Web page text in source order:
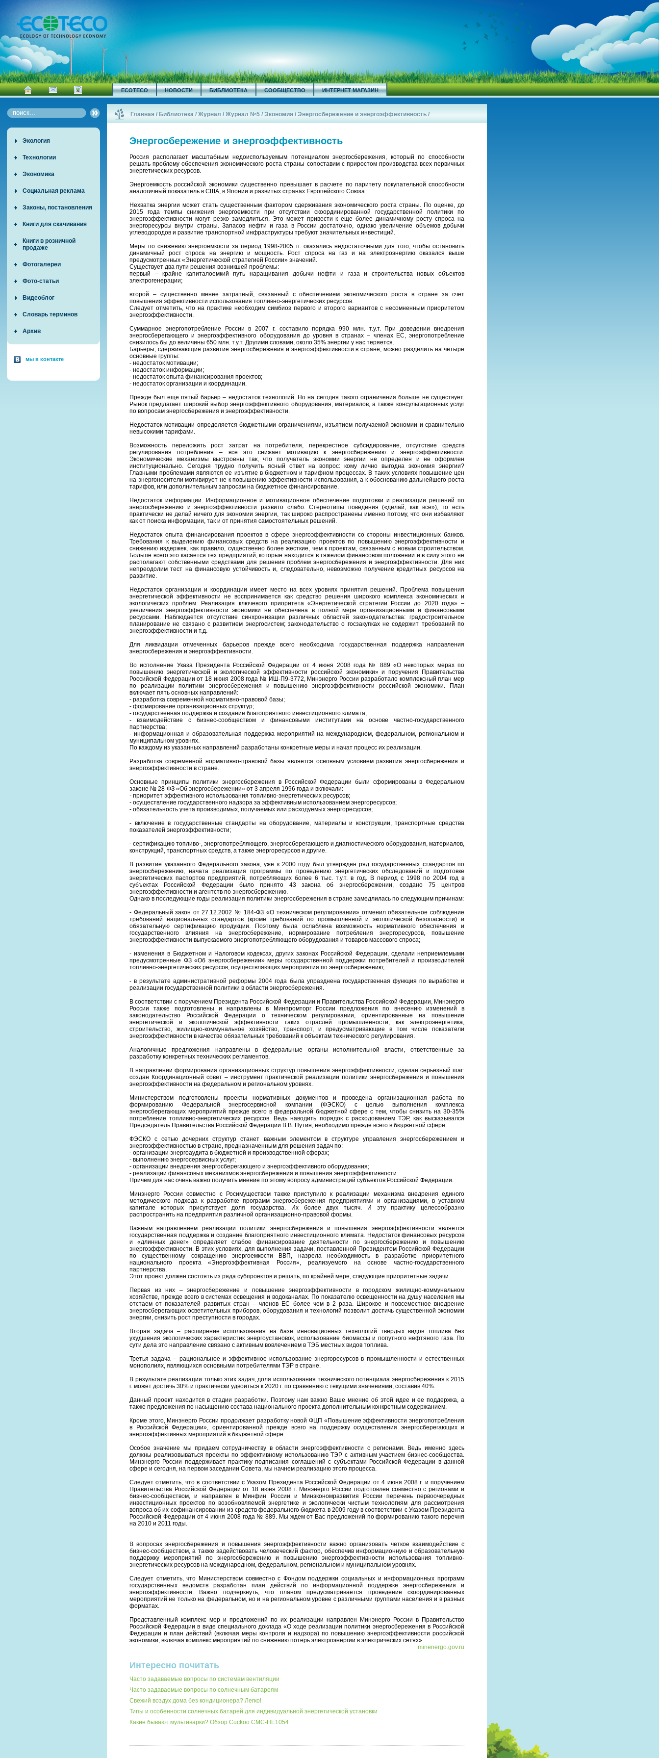
ECOTECO НОВОСТИ БИБЛИОТЕКА СООБЩЕСТВО ИНТЕРНЕТ МАГАЗИН
Экология
Технологии
Экономика
Социальная реклама
Законы, постановления
Книги для скачивания
Книги в розничной
продаже
Фотогалереи
Фото-статьи
Видеоблог
Словарь терминов
Архив
мы в контакте
Главная / Библиотека /Журнал /Журнал №5 /Экономия /Энергосбережение и энергоэффективность /
Энергосбережение и энергоэффективность
Россия располагает масштабным недоиспользуемым потенциалом энергосбережения, который по способности
решать проблему обеспечения экономического роста страны сопоставим с приростом производства всех первичных
энергетических ресурсов.
Энергоемкость российской экономики существенно превышает в расчете по паритету покупательной способности
аналогичный показатель в США, в Японии и развитых странах Европейского Союза.
Нехватка энергии может стать существенным фактором сдерживания экономического роста страны. По оценке, до
2015 года темпы снижения энергоемкости при отсутствии скоординированной государственной политики по
энергоэффективности могут резко замедлиться. Это может привести к еще более динамичному росту спроса на
энергоресурсы внутри страны. Запасов нефти и газа в России достаточно, однако увеличение объемов добычи
углеводородов и развитие транспортной инфраструктуры требуют значительных инвестиций.
Меры по снижению энергоемкости за период 1998-2005 гг. оказались недостаточными для того, чтобы остановить
динамичный рост спроса на энергию и мощность. Рост спроса на газ и на электроэнергию оказался выше
предусмотренных «Энергетической стратегией России» значений.
Существует два пути решения возникшей проблемы:
первый – крайне капиталоемкий путь наращивания добычи нефти и газа и строительства новых объектов
электрогенерации;
второй – существенно менее затратный, связанный с обеспечением экономического роста в стране за счет
повышения эффективности использования топливно-энергетических ресурсов.
Следует отметить, что на практике необходим симбиоз первого и второго вариантов с несомненным приоритетом
энергоэффективности.
Суммарное энергопотребление России в 2007 г. составило порядка 990 млн. т.у.т. При доведении внедрения
энергосберегающего и энергоэффективного оборудования до уровня в странах – членах ЕС, энергопотребление
снизилось бы до величины 650 млн. т.у.т. Другими словами, около 35% энергии у нас теряется.
Барьеры, сдерживающие развитие энергосбережения и энергоэффективности в стране, можно разделить на четыре
основные группы:
- недостаток мотивации;
- недостаток информации;
- недостаток опыта финансирования проектов;
- недостаток организации и координации.
Прежде был еще пятый барьер – недостаток технологий. Но на сегодня такого ограничения больше не существует.
Рынок предлагает широкий выбор энергоэффективного оборудования, материалов, а также консультационных услуг
по вопросам энергосбережения и энергоэффективности.
Недостаток мотивации определяется бюджетными ограничениями, изъятием получаемой экономии и сравнительно
невысокими тарифами.
Возможность переложить рост затрат на потребителя, перекрестное субсидирование, отсутствие средств
регулирования потребления – все это снижает мотивацию к энергосбережению и энергоэффективности.
Экономические механизмы выстроены так, что получатель экономии энергии не определен и не оформлен
институционально. Сегодня трудно получить ясный ответ на вопрос: кому лично выгодна экономия энергии?
Главными проблемами являются ее изъятие в бюджетном и тарифном процессах. В таких условиях повышение цен
на энергоносители мотивирует не к повышению эффективности использования, а к обоснованию дальнейшего роста
тарифов, или дополнительным запросам на бюджетное финансирование.
Недостаток информации. Информационное и мотивационное обеспечение подготовки и реализации решений по
энергосбережению и энергоэффективности развито слабо. Стереотипы поведения («делай, как все»), то есть
практически не делай ничего для экономии энергии, так широко распространены именно потому, что они избавляют
как от поиска информации, так и от принятия самостоятельных решений.
Недостаток опыта финансирования проектов в сфере энергоэффективности со стороны инвестиционных банков.
Требования к выделению финансовых средств на реализацию проектов по повышению энергоэффективности и
снижению издержек, как правило, существенно более жесткие, чем к проектам, связанным с новым строительством.
Больше всего это касается тех предприятий, которые находится в тяжелом финансовом положении и в силу этого не
располагают собственными средствами для решения проблем энергосбережения и энергоэффективности. Для них
непреодолим тест на финансовую устойчивость и, следовательно, невозможно получение кредитных ресурсов на
развитие.
Недостаток организации и координации имеет место на всех уровнях принятия решений. Проблема повышения
энергетической эффективности не воспринимается как средство решения широкого комплекса экономических и
экологических проблем. Реализация ключевого приоритета «Энергетической стратегии России до 2020 года» –
увеличения энергоэффективности экономики не обеспечена в полной мере организационными и финансовыми
ресурсами. Наблюдается отсутствие синхронизации различных областей законодательства: градостроительное
планирование не связано с развитием энергосистем; законодательство о госзакупках не содержит требований по
энергоэффективности и т.д.
Для ликвидации отмеченных барьеров прежде всего необходима государственная поддержка направления
энергосбережения и энергоэффективности.
Во исполнение Указа Президента Российской Федерации от 4 июня 2008 года № 889 «О некоторых мерах по
повышению энергетической и экологической эффективности российской экономики» и поручения Правительства
Российской Федерации от 18 июня 2008 года № ИШ-П9-3772, Минэнерго России разработало комплексный план мер
по реализации политики энергосбережения и повышению энергоэффективности российской экономики. План
включает пять основных направлений:
- разработка современной нормативно-правовой базы;
- формирование организационных структур;
- государственная поддержка и создание благоприятного инвестиционного климата;
- взаимодействие с бизнес-сообществом и финансовыми институтами на основе частно-государственного
партнерства;
- информационная и образовательная поддержка мероприятий на международном, федеральном, региональном и
муниципальном уровнях.
По каждому из указанных направлений разработаны конкретные меры и начат процесс их реализации.
Разработка современной нормативно-правовой базы является основным условием развития энергосбережения и
энергоэффективности в стране.
Основные принципы политики энергосбережения в Российской Федерации были сформированы в Федеральном
законе № 28-ФЗ «Об энергосбережении» от 3 апреля 1996 года и включали:
- приоритет эффективного использования топливно-энергетических ресурсов;
- осуществление государственного надзора за эффективным использованием энергоресурсов;
- обязательность учета производимых, получаемых или расходуемых энергоресурсов;
- включение в государственные стандарты на оборудование, материалы и конструкции, транспортные средства
показателей энергоэффективности;
- сертификацию топливо-, энергопотребляющего, энергосберегающего и диагностического оборудования, материалов,
конструкций, транспортных средств, а также энергоресурсов и другие.
В развитие указанного Федерального закона, уже к 2000 году был утвержден ряд государственных стандартов по
энергосбережению, начата реализация программы по проведению энергетических обследований и подготовке
энергетических паспортов предприятий, потребляющих более 6 тыс. т.у.т. в год. В период с 1998 по 2004 год в
субъектах Российской Федерации было принято 43 закона об энергосбережении, создано 75 центров
энергоэффективности и агентств по энергосбережению.
Однако в последующие годы реализация политики энергосбережения в стране замедлилась по следующим причинам:
- Федеральный закон от 27.12.2002 № 184-ФЗ «О техническом регулировании» отменил обязательное соблюдение
требований национальных стандартов (кроме требований по промышленной и экологической безопасности) и
обязательную сертификацию продукции. Поэтому была ослаблена возможность нормативного обеспечения и
государственного влияния на энергосбережение, нормирование потребления энергоресурсов, повышение
энергоэффективности выпускаемого энергопотребляющего оборудования и товаров массового спроса;
- изменения в Бюджетном и Налоговом кодексах, других законах Российской Федерации, сделали неприемлемыми
предусмотренные ФЗ «Об энергосбережении» меры государственной поддержки потребителей и производителей
топливно-энергетических ресурсов, осуществляющих мероприятия по энергосбережению;
- в результате административной реформы 2004 года была упразднена государственная функция по выработке и
реализации государственной политики в области энергосбережения.
В соответствии с поручением Президента Российской Федерации и Правительства Российской Федерации, Минэнерго
России также подготовлены и направлены в Минпромторг России предложения по внесению изменений в
законодательство Российской Федерации о техническом регулировании, ориентированные на повышение
энергетической и экологической эффективности таких отраслей промышленности, как электроэнергетика,
строительство, жилищно-коммунальное хозяйство, транспорт, и предусматривающие в том числе показатели
энергоэффективности в качестве обязательных требований к объектам технического регулирования.
Аналогичные предложения направлены в федеральные органы исполнительной власти, ответственные за
разработку конкретных технических регламентов.
В направлении формирования организационных структур повышения энергоэффективности, сделан серьезный шаг:
создан Координационный совет – инструмент практической реализации политики энергосбережения и повышения
энергоэффективности на федеральном и региональном уровнях.
Министерством подготовлены проекты нормативных документов и проведена организационная работа по
формированию Федеральной энергосервисной компании (ФЭСКО) с целью выполнения комплекса
энергосберегающих мероприятий прежде всего в федеральной бюджетной сфере с тем, чтобы снизить на 30-35%
потребление топливно-энергетических ресурсов. Ведь наводить порядок с расходованием ТЭР, как высказывался
Председатель Правительства Российской Федерации В.В. Путин, необходимо прежде всего в бюджетной сфере.
ФЭСКО с сетью дочерних структур станет важным элементом в структуре управления энергосбережением и
энергоэффективностью в стране, предназначенным для решения задач по:
- организации энергоаудита в бюджетной и производственной сферах;
- выполнению энергосервисных услуг;
- организации внедрения энергосберегающего и энергоэффективного оборудования;
- реализации финансовых механизмов энергосбережения и повышения энергоэффективности.
Причем для нас очень важно получить мнение по этому вопросу администраций субъектов Российской Федерации.
Минэнерго России совместно с Росимуществом также приступило к реализации механизма внедрения единого
методического подхода к разработке программ энергосбережения предприятиями и организациями, в уставном
капитале которых присутствует доля государства. Их более двух тысяч. И эту практику целесообразно
распространить на предприятия различной организационно-правовой формы.
Важным направлением реализации политики энергосбережения и повышения энергоэффективности является
государственная поддержка и создание благоприятного инвестиционного климата. Недостаток финансовых ресурсов
и «длинных денег» определяет слабое финансирование деятельности по энергосбережению и повышению
энергоэффективности. В этих условиях, для выполнения задачи, поставленной Президентом Российской Федерации
по существенному сокращению энергоемкости ВВП, назрела необходимость в разработке приоритетного
национального проекта «Энергоэффективная Россия», реализуемого на основе частно-государственного
партнерства.
Этот проект должен состоять из ряда субпроектов и решать, по крайней мере, следующие приоритетные задачи.
Первая из них – энергосбережение и повышение энергоэффективности в городском жилищно-коммунальном
хозяйстве, прежде всего в системах освещения и водоканалах. По показателю освещенности на душу населения мы
отстаем от показателей развитых стран – членов ЕС более чем в 2 раза. Широкое и повсеместное внедрение
энергосберегающих осветительных приборов, оборудования и технологий позволит достичь существенной экономии
энергии, снизить рост преступности в городах.
Вторая задача – расширение использования на базе инновационных технологий твердых видов топлива без
ухудшения экологических характеристик энергоустановок, использование биомассы и попутного нефтяного газа. По
сути дела это направление связано с активным вовлечением в ТЭБ местных видов топлива.
Третья задача – рациональное и эффективное использование энергоресурсов в промышленности и естественных
монополиях, являющихся основными потребителями ТЭР в стране.
В результате реализации только этих задач, доля использования технического потенциала энергосбережения к 2015
г. может достичь 30% и практически удвоиться к 2020 г. по сравнению с текущими значениями, составив 40%.
Данный проект находится в стадии разработки. Поэтому нам важно Ваше мнение об этой идее и ее поддержка, а
также предложения по насыщению состава национального проекта дополнительным конкретным содержанием.
Кроме этого, Минэнерго России продолжает разработку новой ФЦП «Повышение эффективности энергопотребления
в Российской Федерации», ориентированной прежде всего на поддержку осуществления энергосберегающих и
энергоэффективных мероприятий в бюджетной сфере.
Особое значение мы придаем сотрудничеству в области энергоэффективности с регионами. Ведь именно здесь
должны реализовываться проекты по эффективному использованию ТЭР с активным участием бизнес-сообщества.
Минэнерго России поддерживает практику подписания соглашений с субъектами Российской Федерации в данной
сфере и сегодня, на первом заседании Совета, мы начнем реализацию этого процесса.
Следует отметить, что в соответствии с Указом Президента Российской Федерации от 4 июня 2008 г. и поручением
Правительства Российской Федерации от 18 июня 2008 г. Минэнерго России подготовлен совместно с регионами и
бизнес-сообществом, и направлен в Минфин России и Минэкономразвития России перечень первоочередных
инвестиционных проектов по возобновляемой энергетике и экологически чистым технологиям для рассмотрения
вопроса об их софинансировании из средств федерального бюджета в 2009 году в соответствии с Указом Президента
Российской Федерации от 4 июня 2008 года № 889. Мы ждем от Вас предложений по формированию такого перечня
на 2010 и 2011 годы.
В вопросах энергосбережения и повышения энергоэффективности важно организовать четкое взаимодействие с
бизнес-сообществом, а также задействовать человеческий фактор, обеспечив информационную и образовательную
поддержку мероприятий по энергосбережению и повышению энергоэффективности использования топливно-
энергетических ресурсов на международном, федеральном, региональном и муниципальном уровнях.
Следует отметить, что Министерством совместно с Фондом поддержки социальных и информационных программ
государственных ведомств разработан план действий по информационной поддержке энергосбережения и
энергоэффективности. Важно подчеркнуть, что планом предусматривается проведение скоординированных
мероприятий не только на федеральном, но и на региональном уровне с различными группами населения и в разных
форматах.
Представленный комплекс мер и предложений по их реализации направлен Минэнерго России в Правительство
Российской Федерации в виде специального доклада «О ходе реализации политики энергосбережения в Российской
Федерации и план действий (включая меры контроля и надзора) по повышению энергоэффективности российской
экономики, включая комплекс мероприятий по снижению потерь электроэнергии в электрических сетях».
minenergo.gov.ru
Интересно почитать
Часто задаваемые вопросы по системам вентиляции
Часто задаваемые вопросы по солнечным батареям
Свежий воздух дома без кондиционера? Легко!
Типы и особенности солнечных батарей для индивидуальной энергетической установки
Какие бывают мультиварки? Обзор Cuckoo CMC-HE1054